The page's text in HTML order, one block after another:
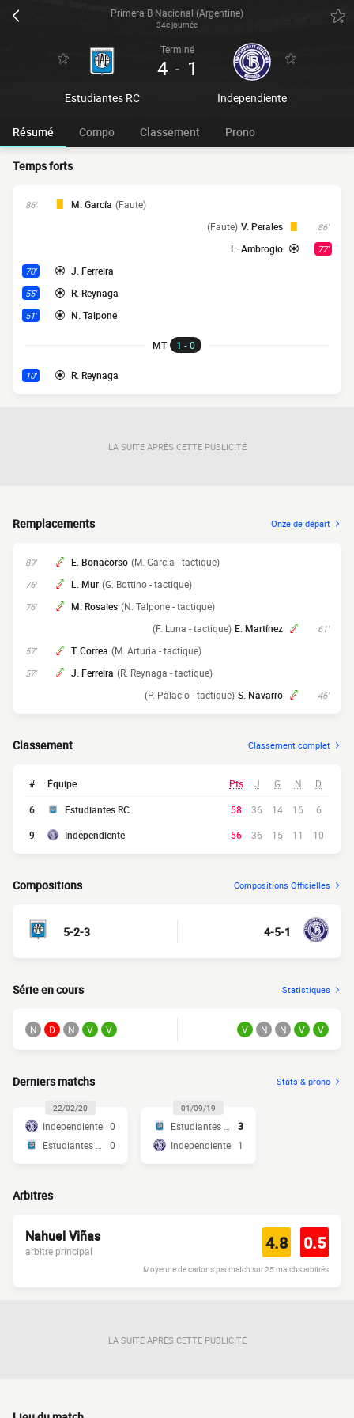
Primera B Nacional (Argentine)
34e journée
Estudiantes RC
Terminé
4 - 1
Independiente
Résumé Compo Classement Prono
Temps forts
86' M. García (Faute)
86'
V. Perales
(Faute)
77'
L. Ambrogio
70' J. Ferreira
55' R. Reynaga
51' N. Talpone
MT 1 - 0
10' R. Reynaga
LA SUITE APRÈS CETTE PUBLICITÉ
Remplacements Onze de départ
89' E. Bonacorso (M. García - tactique)
76' L. Mur (G. Bottino - tactique)
76' M. Rosales (N. Talpone - tactique)
61'
E. Martínez
(F. Luna - tactique)
57' T. Correa (M. Arturia - tactique)
57' J. Ferreira (R. Reynaga - tactique)
46'
S. Navarro
(P. Palacio - tactique)
Classement Classement complet
# Équipe Pts J G N D
6 Estudiantes RC 58 36 14 16
6
9
Independiente 56 36 15 11 10
Compositions Compositions Officielles
5-2-3 4-5-1
Série en cours Statistiques
N D N V V V N N V V
Derniers matchs Stats & prono
22/02/20
Independiente 0
0
01/09/19
3
Independiente
1
Arbitres
Nahuel Viñas
arbitre principal 4.8 0.5
Moyenne de cartons par match sur 25 matchs arbitrés
LA SUITE APRÈS CETTE PUBLICITÉ